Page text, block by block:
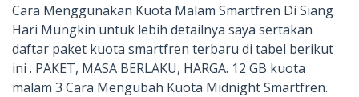
Cara Menggunakan Kuota Malam Smartfren Di Siang
Hari Mungkin untuk lebih detailnya saya sertakan
daftar paket kuota smartfren terbaru di tabel berikut
ini . PAKET, MASA BERLAKU, HARGA. 12 GB kuota
malam 3 Cara Mengubah Kuota Midnight Smartfren.